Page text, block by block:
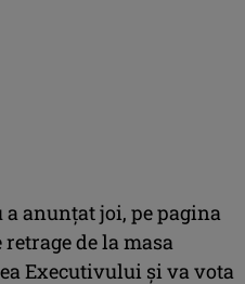
anunţat joi, pe pagina
retrage de la masa
Executivului şi va vota